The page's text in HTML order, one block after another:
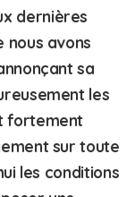
dernières
nous avons
sa
les
fortement
sur toute
les conditions